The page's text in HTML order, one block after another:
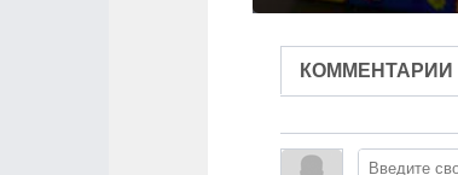
КОММЕНТАРИИ